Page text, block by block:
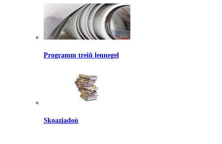
Programm treiñ lennegel
Skoaziadoù